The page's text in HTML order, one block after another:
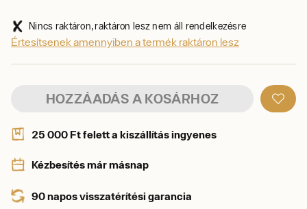
Nincs raktáron, raktáron lesz nem áll rendelkezésre
Értesítsenek amennyiben a termék raktáron lesz
HOZZÁADÁS A KOSÁRHOZ
25 000 Ft felett a kiszállítás ingyenes
Kézbesítés már másnap
90 napos visszatérítési garancia